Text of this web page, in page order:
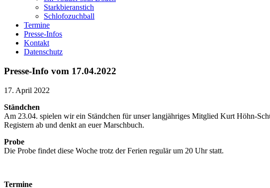
Starkbieranstich
Schlofozuchball
Termine
Presse-Infos
Kontakt
Datenschutz
Presse-Info vom 17.04.2022
17. April 2022
Ständchen
Am 23.04. spielen wir ein Ständchen für unser langjähriges Mitglied Kurt Höhn-
Registern ab und denkt an euer Marschbuch.
Probe
Die Probe findet diese Woche trotz der Ferien regulär um 20 Uhr statt.
Termine